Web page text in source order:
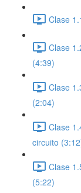
Clase
Clase
(4:39)
Clase
(2:04)
Clase
circuito
Clase
(5:22)